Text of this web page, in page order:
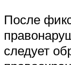
После
следует